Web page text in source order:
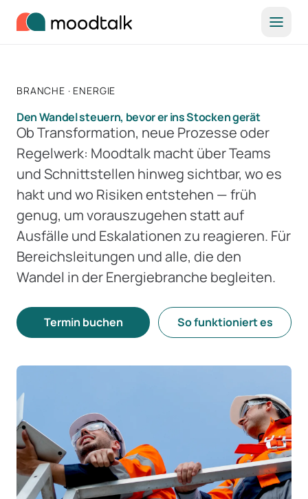
BRANCHE · ENERGIE
Den Wandel steuern, bevor er ins Stocken gerät
Ob Transformation, neue Prozesse oder
Regelwerk: Moodtalk macht über Teams
und Schnittstellen hinweg sichtbar, wo es
hakt und wo Risiken entstehen — früh
genug, um vorauszugehen statt auf
Ausfälle und Eskalationen zu reagieren. Für
Bereichsleitungen und alle, die den
Wandel in der Energiebranche begleiten.
Termin buchen So funktioniert es